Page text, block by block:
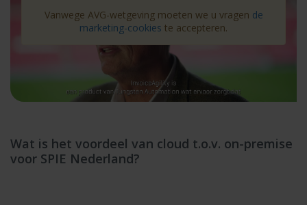
Vanwege AVG-wetgeving moeten we u vragen de
marketing-cookies te accepteren.
Wat is het voordeel van cloud t.o.v. on-premise
voor SPIE Nederland?